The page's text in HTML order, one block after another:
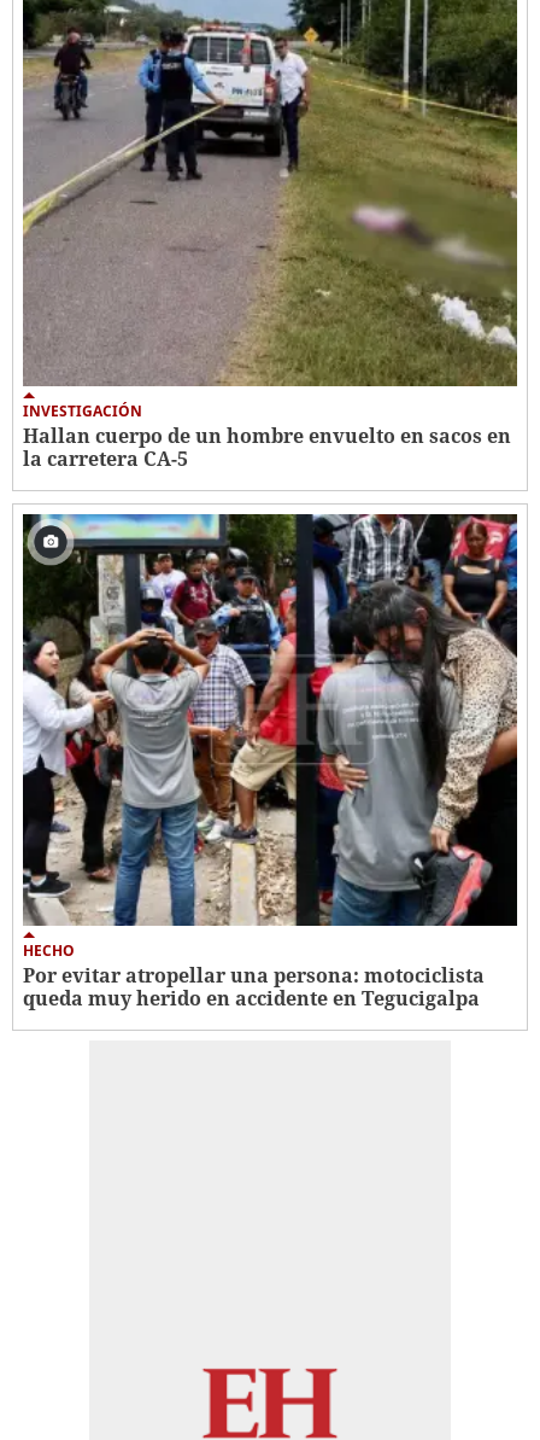
INVESTIGACIÓN
Hallan cuerpo de un hombre envuelto en sacos en
la carretera CA-5
HECHO
Por evitar atropellar una persona: motociclista
queda muy herido en accidente en Tegucigalpa